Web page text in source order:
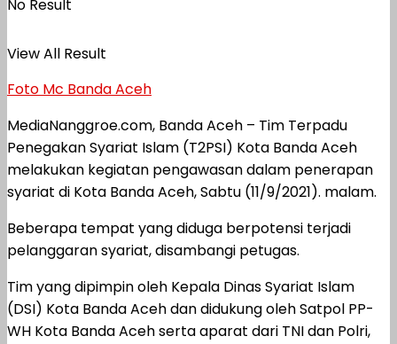
No Result
View All Result
Foto Mc Banda Aceh
MediaNanggroe.com, Banda Aceh – Tim Terpadu
Penegakan Syariat Islam (T2PSI) Kota Banda Aceh
melakukan kegiatan pengawasan dalam penerapan
syariat di Kota Banda Aceh, Sabtu (11/9/2021). malam.
Beberapa tempat yang diduga berpotensi terjadi
pelanggaran syariat, disambangi petugas.
Tim yang dipimpin oleh Kepala Dinas Syariat Islam
(DSI) Kota Banda Aceh dan didukung oleh Satpol PP-
WH Kota Banda Aceh serta aparat dari TNI dan Polri,